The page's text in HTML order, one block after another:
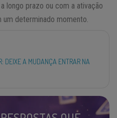
longo prazo ou com a ativação
determinado momento.
DEIXE A MUDANÇA ENTRAR NA